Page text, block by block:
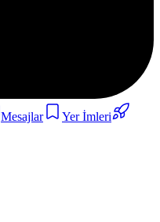
Mesajlar
Yer İmleri